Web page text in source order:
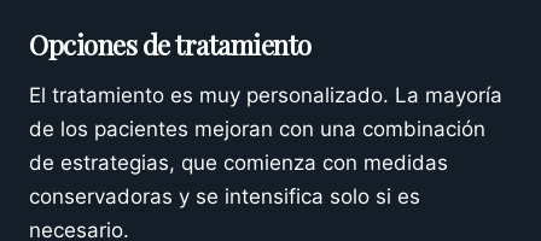
Opciones de tratamiento
El tratamiento es muy personalizado. La mayoría
de los pacientes mejoran con una combinación
de estrategias, que comienza con medidas
conservadoras y se intensifica solo si es
necesario.